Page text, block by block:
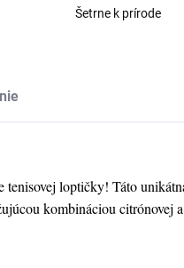
Šetrne k prírode
loptičky! Táto
kombináciou citrónovej